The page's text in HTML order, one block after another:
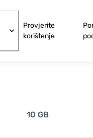
Provjerite
korištenje
10 GB